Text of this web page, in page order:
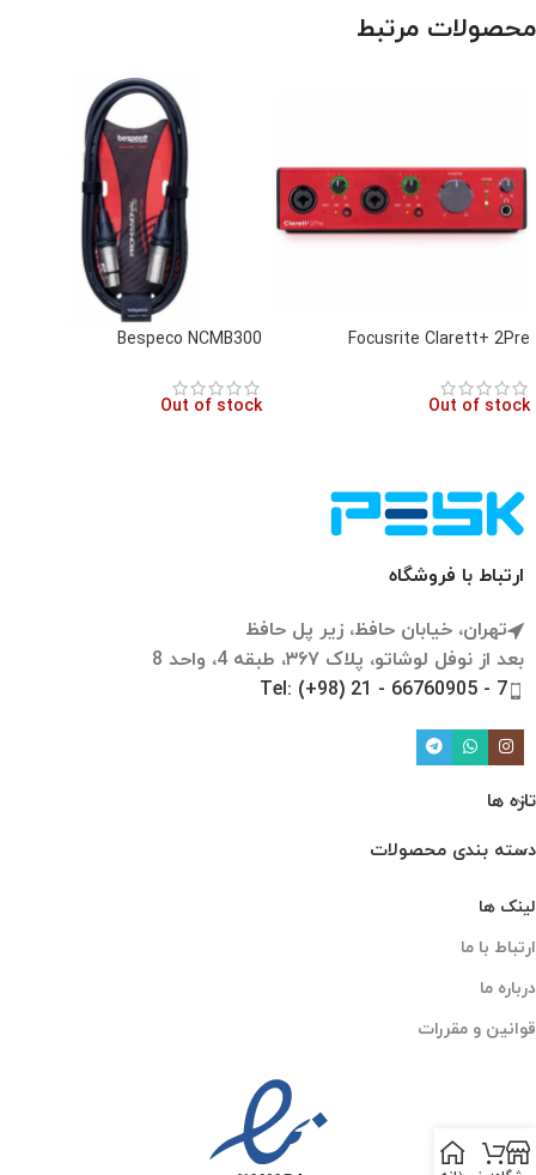
محصولات مرتبط
Focusrite Clarett+ 2Pre
Out of stock
Bespeco NCMB300
Out of stock
ارتباط با فروشگاه
تهران، خیابان حافظ، زیر پل حافظ
بعد از نوفل لوشاتو، پلاک ۳۶۷، طبقه 4، واحد 8
Tel: (+98) 21 - 66760905 - 7
تازه ها
دسته بندی محصولات
لینک ها
ارتباط با ما
درباره ما
قوانین و مقررات